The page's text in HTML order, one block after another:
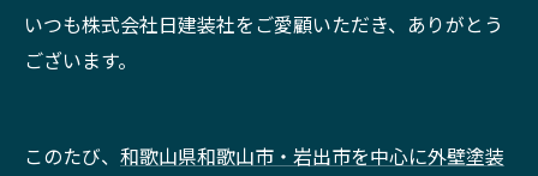
いつも株式会社日建装社をご愛顧いただき、ありがとう
ございます。
このたび、 和歌山県和歌山市・岩出市を中心に外壁塗装